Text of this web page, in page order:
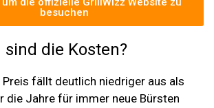
besuchen
sind die Kosten?
Preis fällt deutlich niedriger aus als
die Jahre für immer neue Bürsten